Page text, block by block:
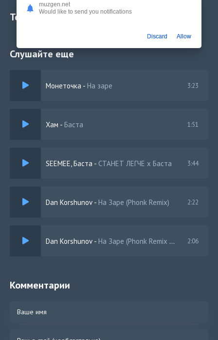
Текст песни
Слушайте еще
Монеточка - На заре 3:23
Хам - Баста 1:51
SEEMEE, Баста - СТАНЕТ ЛЕГЧЕ х Баста 3:44
Dan Korshunov - На Заре (Phonk Remix) 2:22
Dan Korshunov - На Заре (Phonk Remix Speed Up) 2:06
Комментарии
muzgen.net
Would like to send you notifications
Discard Allow